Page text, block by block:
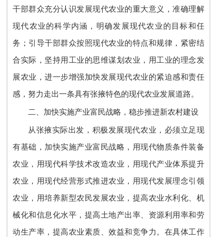
干部群众充分认识发展现代农业的重大意义，准确理解
现代农业的科学内涵，明确发展现代农业的目标和任
务；引导干部群众按照现代农业的特点和规律，紧密结
合实际，坚持用工业的思维谋划农业，用工业的理念发
展农业，进一步增强加快发展现代农业的紧迫感和责任
感，努力走出一条具有张掖特色的现代农业发展道路。
二、加快实施产业富民战略，稳步推进新农村建设
从张掖实际出发，积极发展现代农业，必须立足现
有基础，加快实施产业富民战略，用现代物质条件装备
农业，用现代科学技术改造农业，用现代产业体系提升
农业，用现代经营形式推进农业，用现代发展理念引领
农业，用培养新型农民发展农业，提高农业水利化、机
械化和信息化水平，提高土地产出率、资源利用率和劳
动生产率，提高农业素质、效益和竞争力。在具体工作